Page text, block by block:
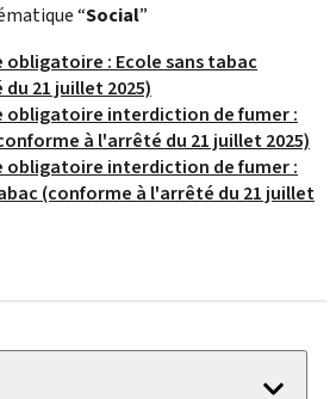
“Social”
obligatoire : Ecole sans tabac
21 juillet 2025)
obligatoire interdiction de fumer :
à l'arrêté du 21 juillet 2025)
obligatoire interdiction de fumer :
(conforme à l'arrêté du 21 juillet